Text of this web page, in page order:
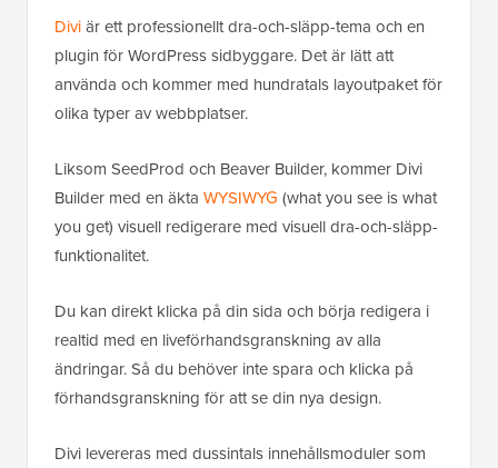
Diviär ett professionellt dra-och-släpp-tema och en
plugin för WordPress sidbyggare. Det är lätt att
använda och kommer med hundratals layoutpaket för
olika typer av webbplatser.
Liksom SeedProd och Beaver Builder, kommer Divi
Builder med en äkta WYSIWYG (what you see is what
you get) visuell redigerare med visuell dra-och-släpp-
funktionalitet.
Du kan direkt klicka på din sida och börja redigera i
realtid med en liveförhandsgranskning av alla
ändringar. Så du behöver inte spara och klicka på
förhandsgranskning för att se din nya design.
Divi levereras med dussintals innehållsmoduler som